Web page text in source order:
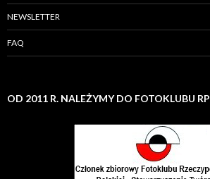
NEWSLETTER
FAQ
OD 2011 R. NALEŻYMY DO FOTOKLUBU RP